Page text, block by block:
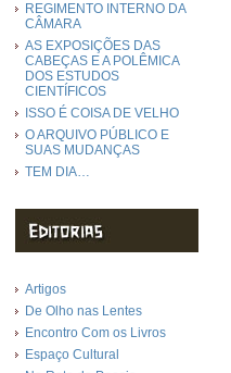
REGIMENTO INTERNO DA
CÂMARA
AS EXPOSIÇÕES DAS
CABEÇAS E A POLÊMICA
DOS ESTUDOS
CIENTÍFICOS
ISSO É COISA DE VELHO
O ARQUIVO PÚBLICO E
SUAS MUDANÇAS
TEM DIA…
Artigos
De Olho nas Lentes
Encontro Com os Livros
Espaço Cultural